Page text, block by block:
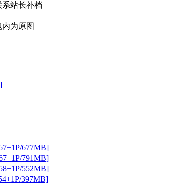
系站长补档
内为原图
677MB]
791MB]
552MB]
397MB]